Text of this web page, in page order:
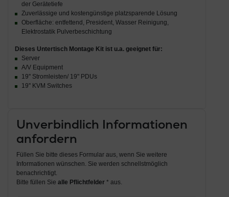
der Gerätetiefe
Zuverlässige und kostengünstige platzsparende Lösung
Oberfläche: entfettend, President, Wasser Reinigung,
Elektrostatik Pulverbeschichtung
Dieses Untertisch Montage Kitist u.a. geeignet für:
Server
A/V Equipment
19'' Stromleisten/ 19" PDUs
19'' KVM Switches
Unverbindlich Informationen
anfordern
Füllen Sie bitte dieses Formular aus, wenn Sie weitere
Informationen wünschen. Sie werden schnellstmöglich
benachrichtigt.
Bitte füllen Sie alle Pflichtfelder * aus.